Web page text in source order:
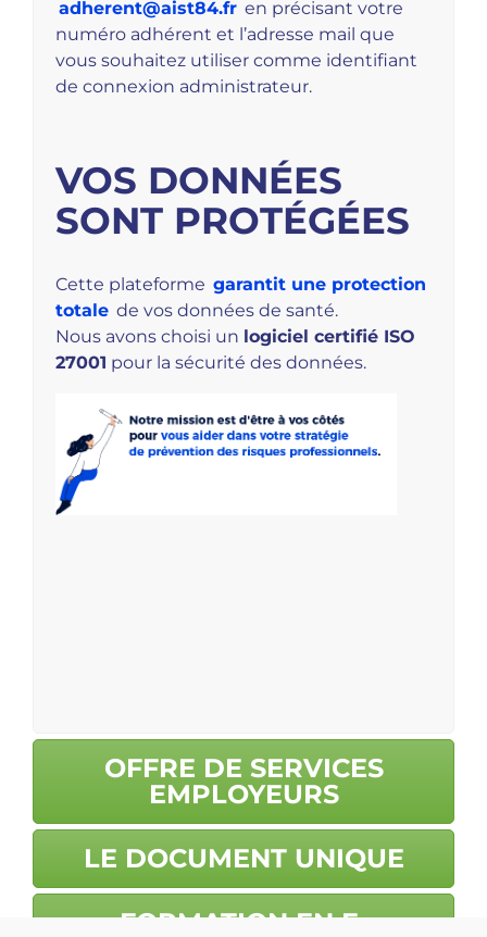
adherent@aist84.fr en précisant votre
numéro adhérent et l’adresse mail que
vous souhaitez utiliser comme identifiant
de connexion administrateur.
VOS DONNÉES
SONT PROTÉGÉES
Cette plateforme garantit une protection
totale de vos données de santé.
Nous avons choisi un logiciel certifié ISO
27001 pour la sécurité des données.
OFFRE DE SERVICES
EMPLOYEURS
LE DOCUMENT UNIQUE
FORMATION EN E-